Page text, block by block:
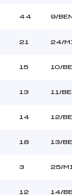
44 9/
21 24/
15 10/
13 11/
14 12/
18 13/
3 25/
12 14/